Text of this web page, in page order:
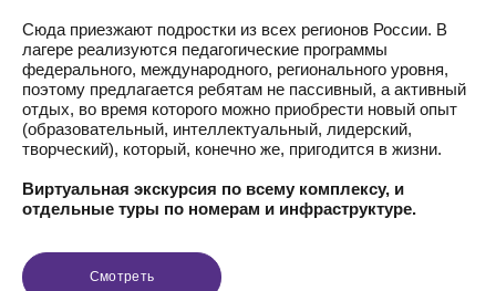
Сюда приезжают подростки из всех регионов России. В
лагере реализуются педагогические программы
федерального, международного, регионального уровня,
поэтому предлагается ребятам не пассивный, а активный
отдых, во время которого можно приобрести новый опыт
(образовательный, интеллектуальный, лидерский,
творческий), который, конечно же, пригодится в жизни.
Виртуальная экскурсия по всему комплексу, и
отдельные туры по номерам и инфраструктуре.
Смотреть